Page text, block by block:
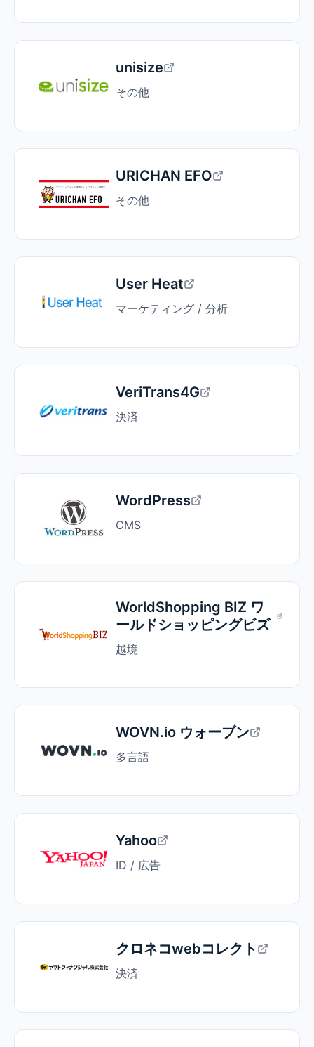
unisize
その他
URICHAN EFO
その他
User Heat
マーケティング / 分析
VeriTrans4G
決済
WordPress
CMS
WorldShopping BIZ ワ
ールドショッピングビズ
越境
WOVN.io ウォーブン
多言語
Yahoo
ID / 広告
クロネコwebコレクト
決済